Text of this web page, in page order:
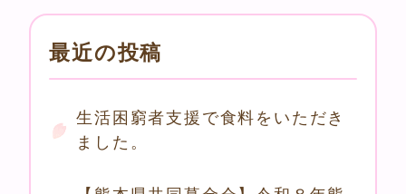
最近の投稿
生活困窮者支援で食料をいただき
ました。